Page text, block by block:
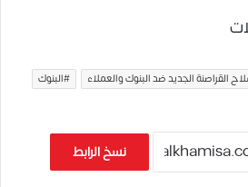
القراصنة الجديد ضد البنوك والعملاء
#البنوك
نسخ الرابط